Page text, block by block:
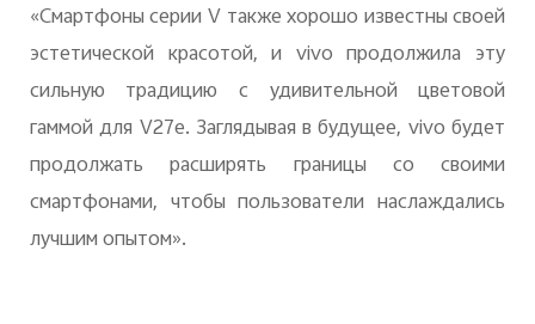
«Смартфоны серии V также хорошо известны своей
эстетической красотой, и vivo продолжила эту
сильную традицию с удивительной цветовой
гаммой для V27e. Заглядывая в будущее, vivo будет
продолжать расширять границы со своими
смартфонами, чтобы пользователи наслаждались
лучшим опытом».